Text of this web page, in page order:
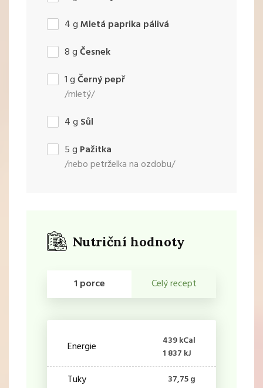
4gMletá paprika pálivá
8gČesnek
1gČerný pepř
/mletý/
4g Sůl
5g Pažitka
/nebo petrželka na ozdobu/
Nutriční hodnoty
1 porce Celý recept
Energie
439 kCal
1 837 kJ
Tuky 37,75 g